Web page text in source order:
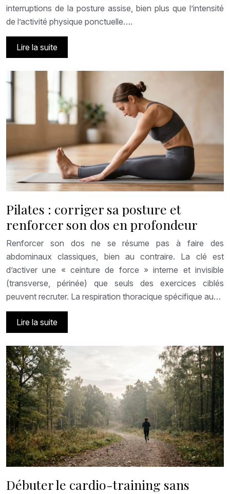
interruptions de la posture assise, bien plus que l’intensité
de l’activité physique ponctuelle….
Lire la suite
Pilates : corriger sa posture et
renforcer son dos en profondeur
Renforcer son dos ne se résume pas à faire des
abdominaux classiques, bien au contraire. La clé est
d’activer une « ceinture de force » interne et invisible
(transverse, périnée) que seuls des exercices ciblés
peuvent recruter. La respiration thoracique spécifique au…
Lire la suite
Débuter le cardio-training sans